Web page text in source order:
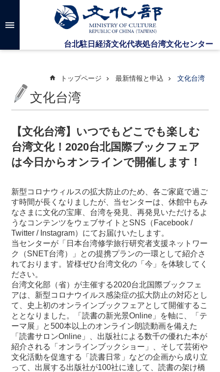
メインのコンテンツブロックにジャンプします
高
検
台
セ
ン
タ
に
つ
い
て
最
新
情
報
と
申
込
去
行
事
トップページ 最新情報と申込 文化台湾
文化台湾
【文化台湾】いつでもどこでも楽しむ
台湾文化！2020台北国際ブックフェア
は今日からオンラインで開催します！
新型コロナウィルスの拡大防止のため、各ご家庭で過ご
す時間が長くなりましたが、当センターは、休館中もみ
なさまに文化の宝庫、台湾を発見、再発見いただけるよ
うなコンテンツをウェブサイトとSNS（Facebook /
Twitter / Instagram）にてお届けいたします。
当センターが「日本台湾修学旅行研究者支援ネットワー
ク（SNET台湾）」との提携プランの一環として紹介さ
れております。皆様ぜひ台湾文化の「今」を体験してく
ださい。
台湾文化部（省）が主催する2020台北国際ブックフェ
アは、新型コロナウイルス感染症の拡大防止の対応とし
て、史上初のオンラインブックフェアとして開催するこ
ととなりました。「読書の新光景Online」を軸に、「テ
ーマ展」と500本以上のオンライン朗読動画を備えた
「読書サロンOnline」、出版社による数千の優れた本が
紹介される「オンラインブックショー」、そして芸術や
文化活動を促進する「読書日常」などの企画から成り立
って、出展する出版社が100社に達して、読書の架け橋